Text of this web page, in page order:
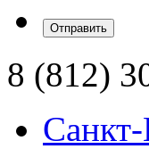
8 (812)